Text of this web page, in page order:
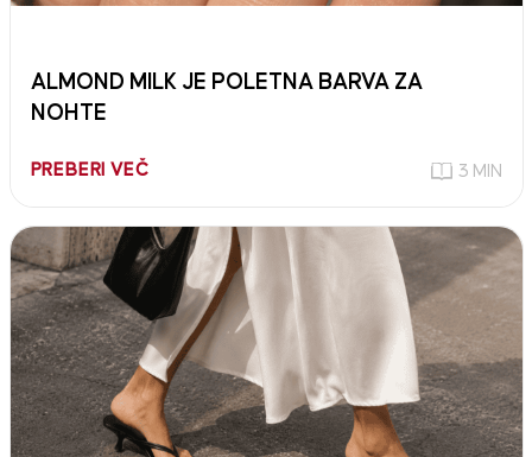
ALMOND MILK JE POLETNA BARVA ZA
NOHTE
PREBERI VEČ 3 MIN